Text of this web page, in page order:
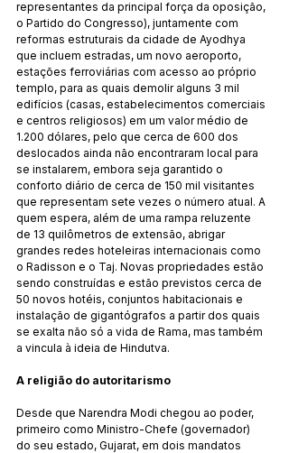
representantes da principal força da oposição,
o Partido do Congresso), juntamente com
reformas estruturais da cidade de Ayodhya
que incluem estradas, um novo aeroporto,
estações ferroviárias com acesso ao próprio
templo, para as quais demolir alguns 3 mil
edifícios (casas, estabelecimentos comerciais
e centros religiosos) em um valor médio de
1.200 dólares, pelo que cerca de 600 dos
deslocados ainda não encontraram local para
se instalarem, embora seja garantido o
conforto diário de cerca de 150 mil visitantes
que representam sete vezes o número atual. A
quem espera, além de uma rampa reluzente
de 13 quilômetros de extensão, abrigar
grandes redes hoteleiras internacionais como
o Radisson e o Taj. Novas propriedades estão
sendo construídas e estão previstos cerca de
50 novos hotéis, conjuntos habitacionais e
instalação de gigantógrafos a partir dos quais
se exalta não só a vida de Rama, mas também
a vincula à ideia de Hindutva.
A religião do autoritarismo
Desde que Narendra Modi chegou ao poder,
primeiro como Ministro-Chefe (governador)
do seu estado, Gujarat, em dois mandatos